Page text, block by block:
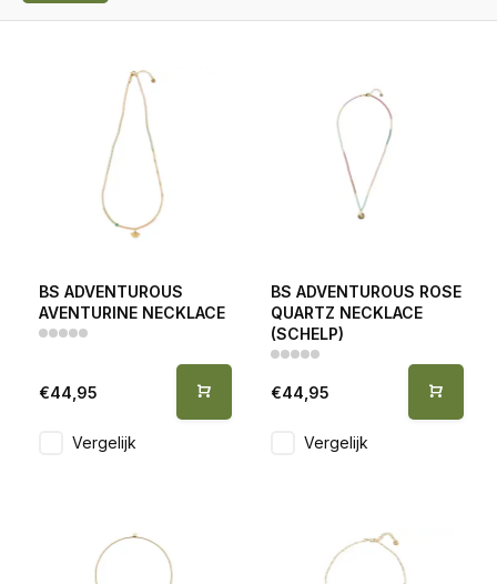
BS ADVENTUROUS
AVENTURINE NECKLACE
€44,95
Vergelijk
BS ADVENTUROUS ROSE
QUARTZ NECKLACE
(SCHELP)
€44,95
Vergelijk